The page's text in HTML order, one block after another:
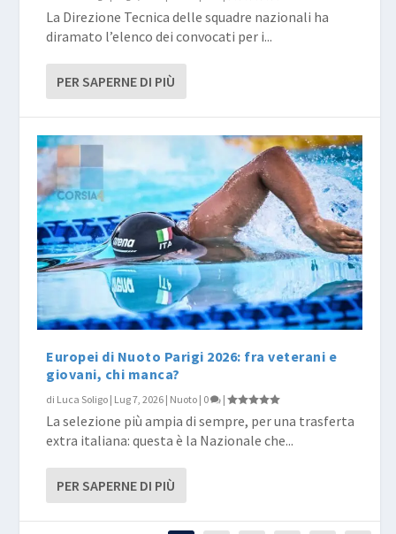
La Direzione Tecnica delle squadre nazionali ha
diramato l’elenco dei convocati per i...
PER SAPERNE DI PIÙ
Europei di Nuoto Parigi 2026: fra veterani e
giovani, chi manca?
di Luca Soligo | Lug 7, 2026 | Nuoto | 0 |
La selezione più ampia di sempre, per una trasferta
extra italiana: questa è la Nazionale che...
PER SAPERNE DI PIÙ